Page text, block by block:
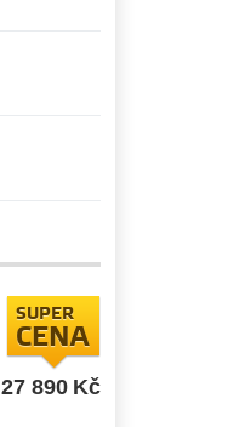
SUPER
CENA
27 890 Kč